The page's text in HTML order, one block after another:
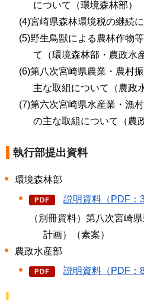
について（環境森林部）
(4)宮崎県森林環境税の継続
(5)野生鳥獣による農林作物
て（環境森林部・農政水
(6)第八次宮崎県農業・農村
主な取組について（農政
(7)第六次宮崎県水産業・漁
の主な取組について（農
執行部提出資料
環境森林部
説明資料（PDF：
（別冊資料）第八次宮崎
計画）（素案）
農政水産部
説明資料（PDF：